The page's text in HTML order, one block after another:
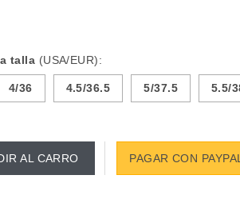
talla (USA/EUR):
4/36 4.5/36.5 5/37.5 5.5/
AL CARRO PAGAR CON